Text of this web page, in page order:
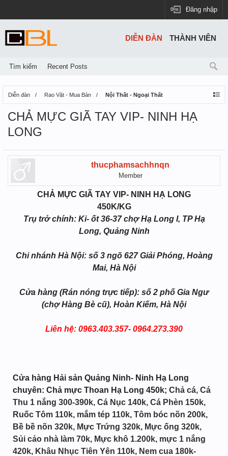
Đăng nhập
Diễn đàn Rao Vặt - Mua Bán Nội Thất - Ngoại Thất
CHẢ MỰC GIÃ TAY VIP- NINH HẠ
LONG
thucphamsachhnqn
Member
CHẢ MỰC GIÃ TAY VIP- NINH HẠ LONG
450K/KG
Trụ trở chính: Ki- ốt 36-37 chợ Hạ Long I, TP Hạ
Long, Quảng Ninh
Chi nhánh Hà Nội: số 3 ngõ 627 Giải Phóng, Hoàng
Mai, Hà Nội
Cửa hàng (Rán nóng trực tiếp): số 2 phố Gia Ngư
(chợ Hàng Bè cũ), Hoàn Kiếm, Hà Nội
Liên hệ: 0963.403.357- 0964.273.390
Cửa hàng Hải sản Quảng Ninh- Ninh Hạ Long
chuyên: Chả mực Thoan Hạ Long 450k; Chả cá, Cá
Thu 1 nắng 300-390k, Cá Nục 140k, Cá Phèn 150k,
Ruốc Tôm 110k, mắm tép 110k, Tôm bóc nõn 200k,
Bề bề nõn 320k, Mực Trứng 320k, Mực ống 320k,
Sủi cảo nhà làm 70k, Mực khô 1.200k, mực 1 nắng
420k, Khâu Nhục Tiên Yên 110k, Nem cua 180k-
DIỄN ĐÀN
Tìm kiếm Recent Posts
THÀNH VIÊN